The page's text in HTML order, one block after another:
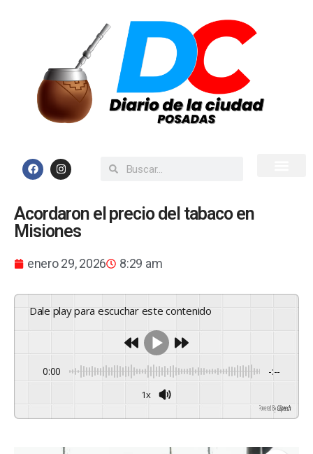
Acordaron el precio del tabaco en
Misiones
enero 29, 2026 8:29 am
Dale play para escuchar este contenido
0:00 -:--
1x
Powered By GSpeech